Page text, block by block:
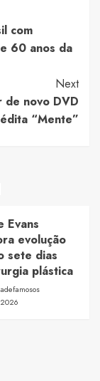
com
60 anos da
Next
novo DVD
“Mente”
Evans
evolução
sete dias
plástica